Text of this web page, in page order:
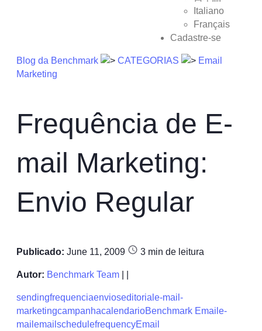
Italiano
Français
Cadastre-se
Blog da Benchmark CATEGORIAS
Email
Marketing
Frequência de E-
mail Marketing:
Envio Regular
Publicado: June 11, 2009 3 min de leitura
Autor: Benchmark Team
sendingfrequenciaenvioseditorial e-mail-
marketingcampanhacalendarioBenchmark Email e-
mail email schedulefrequencyEmail